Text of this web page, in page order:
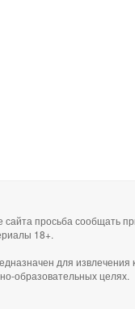
сайта просьба сообщать
18+.
для
образовательных целях.